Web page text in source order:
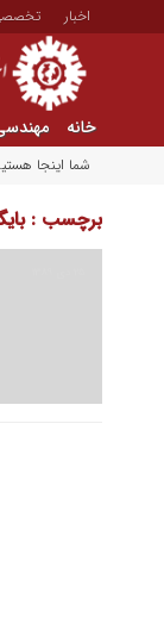
اخبار
خانه
شما اینجا
برچسب :